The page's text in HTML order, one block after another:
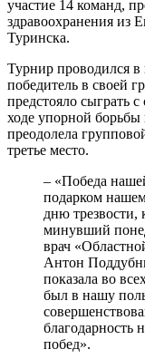
участие 14 команд,
здравоохранения из
Туринска.
Турнир проводился
победитель в своей
предстояло сыграть
ходе упорной борьбы
преодолела
третье место.
– «Победа
подарком
дню трезвости,
минувший
врач
Антон
показала во
был в нашу
побед».